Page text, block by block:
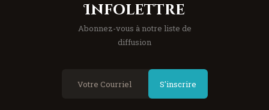
Infolettre
Abonnez-vous à notre liste de
diffusion
S'inscrire